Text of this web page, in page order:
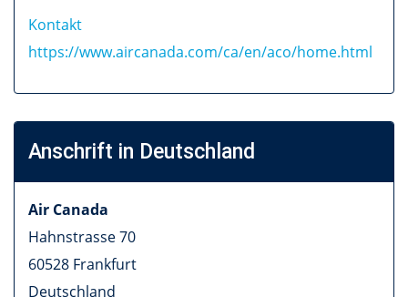
Kontakt
https://www.aircanada.com/ca/en/aco/home.html
Anschrift in Deutschland
Air Canada
Hahnstrasse 70
60528 Frankfurt
Deutschland